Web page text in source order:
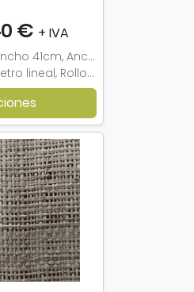
€ + IVA
Escoge modelo:: Ancho 41cm, Ancho 46cm, Ancho 61cm, Ancho 91cm
Escoge el largo:: Metro lineal, Rollo completo (15,24m), Muestra